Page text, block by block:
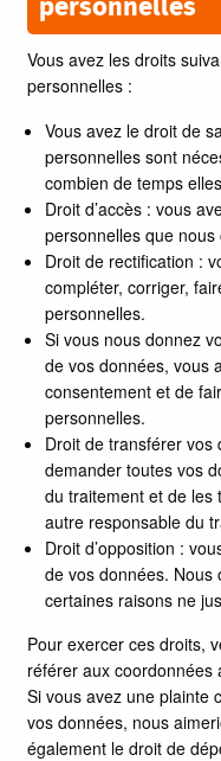
personnelles
Vous avez les droits
personnelles :
Vous avez le droit de
personnelles sont
combien de temps
Droit d’accès : vous
personnelles que nous
Droit de rectification :
compléter, corriger,
personnelles.
Si vous nous donnez
de vos données, vous
consentement et de
personnelles.
Droit de transférer vos
demander toutes vos
du traitement et de les
autre responsable du
Droit d’opposition :
de vos données.
certaines raisons ne
Pour exercer ces droits,
référer aux coordonnées
Si vous avez une plainte
vos données, nous
également le droit de